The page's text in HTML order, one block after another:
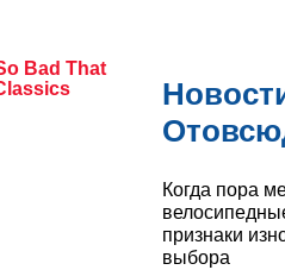
Когда пора
признаки
выбора